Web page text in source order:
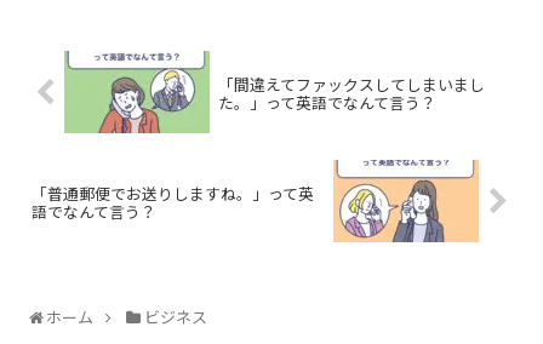
「間違えてファックスしてしまいまし
た。」って英語でなんて言う？
「普通郵便でお送りしますね。」って英
語でなんて言う？
ホーム ビジネス